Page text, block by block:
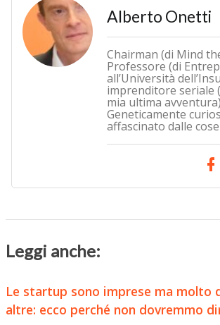
Alberto Onetti
Chairman (di Mind
Professore (di
all’Università
imprenditore seriale
mia ultima
Geneticamente
affascinato dalle
Leggi anche:
Le startup sono imprese ma molto
altre: ecco perché non dovremmo